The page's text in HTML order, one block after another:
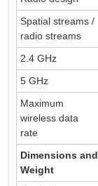
Spatial streams /
radio streams
2.4 GHz
5 GHz
Maximum
wireless data
rate
Dimensions and
Weight